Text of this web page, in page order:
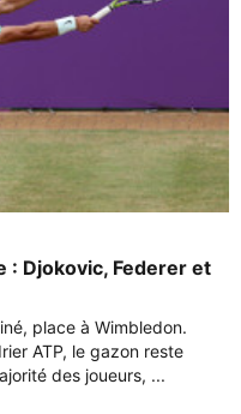
: Djokovic, Federer et
place à Wimbledon.
ATP, le gazon reste
des joueurs, ...